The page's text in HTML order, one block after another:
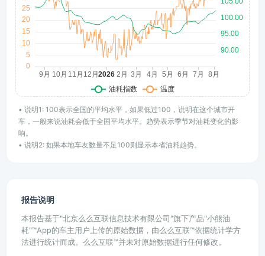
• 说明1: 100表示全国的平均水平，如果低过100，说明在这个城市开
车，一般来说油耗会低于全国平均水平。趋势表示季节对油耗变化的影
响。
• 说明2: 如果本地车友数量不足100则显示本省油耗趋势。
报告说明
本报告基于"北京么么互联信息技术有限公司"旗下产品"小熊油
耗"™App的车主用户上传的原始数据，由么么互联™依据统计学方
法进行统计而成。么么互联™并未对原始数据进行任何修改。